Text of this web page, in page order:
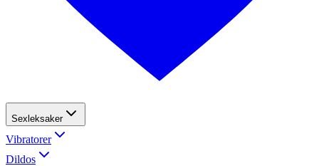
Sexleksaker
Vibratorer
Dildos